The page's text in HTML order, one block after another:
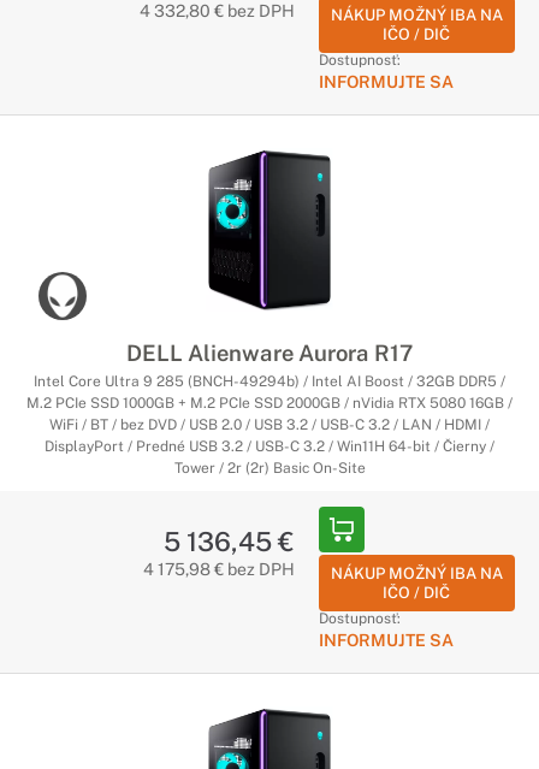
4 332,80 € bez DPH
NÁKUP MOŽNÝ IBA NA
IČO / DIČ
Dostupnosť:
INFORMUJTE SA
DELL Alienware Aurora R17
Intel Core Ultra 9 285 (BNCH-49294b) / Intel AI Boost / 32GB DDR5 /
M.2 PCIe SSD 1000GB + M.2 PCIe SSD 2000GB / nVidia RTX 5080 16GB /
WiFi / BT / bez DVD / USB 2.0 / USB 3.2 / USB-C 3.2 / LAN / HDMI /
DisplayPort / Predné USB 3.2 / USB-C 3.2 / Win11H 64-bit / Čierny /
Tower / 2r (2r) Basic On-Site
5 136,45 €
4 175,98 € bez DPH
NÁKUP MOŽNÝ IBA NA
IČO / DIČ
Dostupnosť:
INFORMUJTE SA